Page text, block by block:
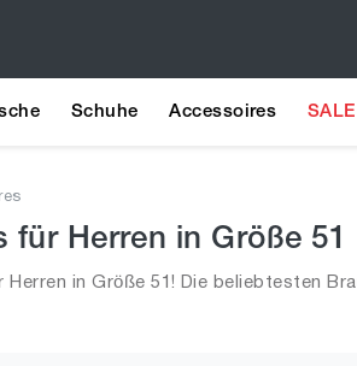
Schuhe Accessoires SALE
für Herren in Größe 51
in Größe 51! Die beliebtesten